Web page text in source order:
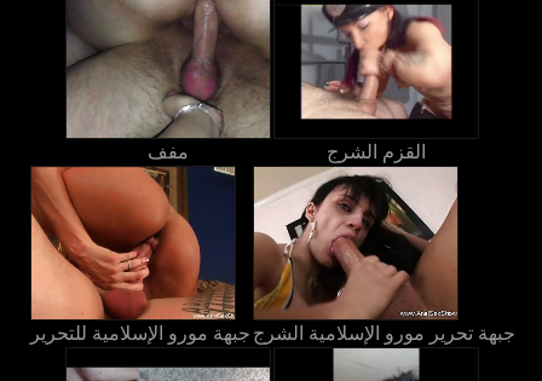
مفف القزم الشرج
جبهة مورو الإسلامية للتحرير جبهة تحرير مورو الإسلامية الشرج